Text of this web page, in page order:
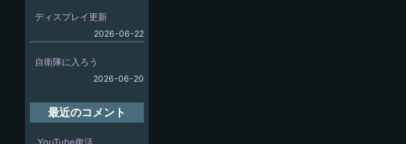
ディスプレイ更新
2026-06-22
自衛隊に入ろう
2026-06-20
最近のコメント